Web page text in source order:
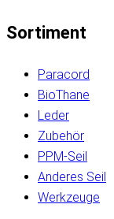
Sortiment
Paracord
BioThane
Leder
Zubehör
PPM-Seil
Anderes Seil
Werkzeuge